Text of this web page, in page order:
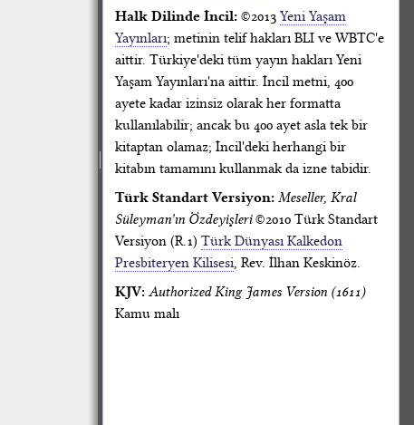
Halk Dilinde İncil: ©2013 Yeni Yaşam
Yayınları; metinin telif hakları BLI ve WBTC'e
aittir. Türkiye'deki tüm yayın hakları Yeni
Yaşam Yayınları'na aittir. İncil metni, 400
ayete kadar izinsiz olarak her formatta
kullanılabilir; ancak bu 400 ayet asla tek bir
kitaptan olamaz; İncil'deki herhangi bir
kitabın tamamını kullanmak da izne tabidir.
Türk Standart Versiyon: Meseller, Kral
Süleyman'ın Özdeyişleri©2010 Türk Standart
Versiyon (R.1) Türk Dünyası Kalkedon
Presbiteryen Kilisesi, Rev. İlhan Keskinöz.
KJV: Authorized King James Version (1611)
Kamu malı